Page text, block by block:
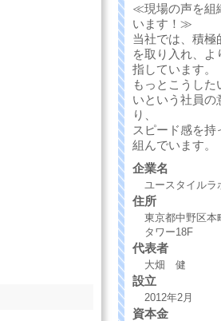
≪現場の声を組
います！≫
当社では、積極
を取り入れ、よ
指しています。
もっとこうした
いという社員の
り、
スピード感を持
組んでいます。
企業名
ユースタイルラ
住所
東京都中野区
タワー18F
代表者
大畑 健
設立
2012年2月
資本金